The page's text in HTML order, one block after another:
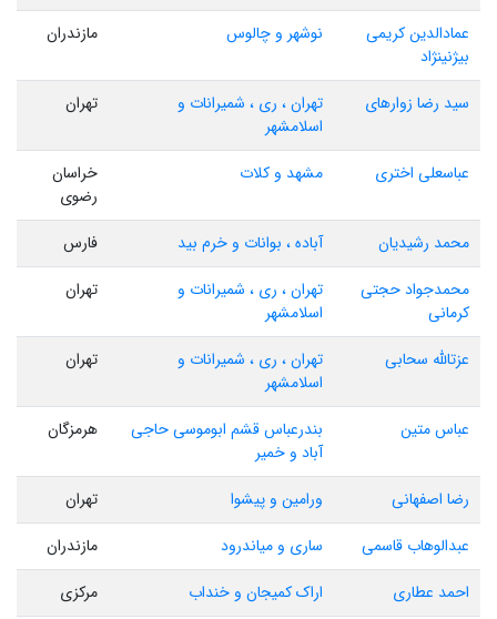
عمادالدین کریمی
بیژنینژاد
نوشهر و چالوس مازندران
سید رضا زوارهای
تهران ، ری ، شمیرانات و
اسلامشهر
تهران
عباسعلی اختری مشهد و کلات
خراسان
رضوی
محمد رشیدیان
آباده ، بوانات و خرم بید
فارس
محمدجواد حجتی
کرمانی
تهران ، ری ، شمیرانات و
اسلامشهر
تهران
عزتالله سحابی
تهران ، ری ، شمیرانات و
اسلامشهر
تهران
عباس متین
بندرعباس قشم ابوموسی حاجی
آباد و خمیر
هرمزگان
رضا اصفهانی ورامین و پیشوا
تهران
عبدالوهاب قاسمی
ساری و میاندرود
مازندران
احمد عطاری
اراک کمیجان و خنداب مرکزی